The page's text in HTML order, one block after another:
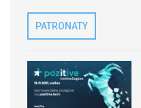
PATRONATY